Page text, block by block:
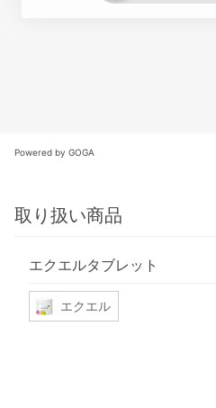
Powered by GOGA
取り扱い商品
エクエルタブレット
エクエル